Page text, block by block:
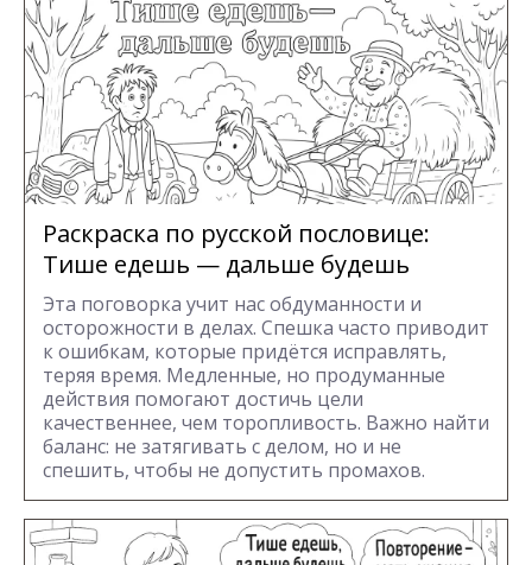
Раскраска по русской пословице:
Тише едешь — дальше будешь
Эта поговорка учит нас обдуманности и
осторожности в делах. Спешка часто приводит
к ошибкам, которые придётся исправлять,
теряя время. Медленные, но продуманные
действия помогают достичь цели
качественнее, чем торопливость. Важно найти
баланс: не затягивать с делом, но и не
спешить, чтобы не допустить промахов.